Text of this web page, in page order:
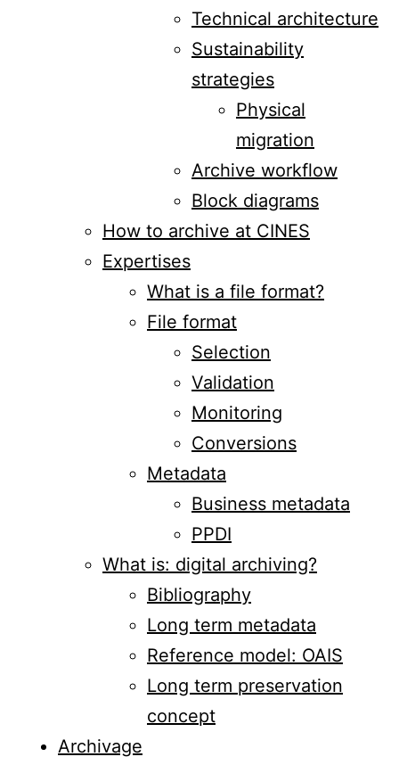
Technical architecture
Sustainability
strategies
Physical
migration
Archive workflow
Block diagrams
How to archive at CINES
Expertises
What is a file format?
File format
Selection
Validation
Monitoring
Conversions
Metadata
Business metadata
PPDI
What is: digital archiving?
Bibliography
Long term metadata
Reference model: OAIS
Long term preservation
concept
Archivage